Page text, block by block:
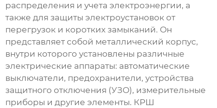
распределения и учета электроэнергии, а
также для защиты электроустановок от
перегрузок и коротких замыканий. Он
представляет собой металлический корпус,
внутри которого установлены различные
электрические аппараты: автоматические
выключатели, предохранители, устройства
защитного отключения (УЗО), измерительные
приборы и другие элементы. КРШ